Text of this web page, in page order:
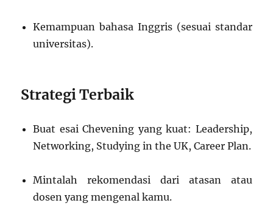
Kemampuan bahasa Inggris (sesuai standar
universitas).
Strategi Terbaik
Buat esai Chevening yang kuat: Leadership,
Networking, Studying in the UK, Career Plan.
Mintalah rekomendasi dari atasan atau
dosen yang mengenal kamu.